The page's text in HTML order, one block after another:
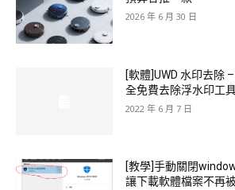
2026 年 6 月 30 日
[軟體]UWD 水印去除
全免費去除浮水印工
2022 年 6 月 7 日
[教學]手動關閉
讓下載軟體檔案不再